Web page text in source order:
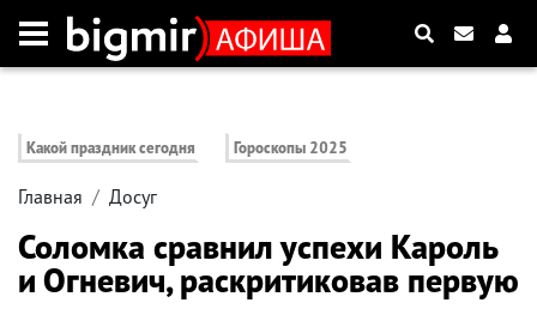
Какой праздник сегодня Гороскопы 2025
Главная Досуг
Соломка сравнил успехи Кароль
и Огневич, раскритиковав первую